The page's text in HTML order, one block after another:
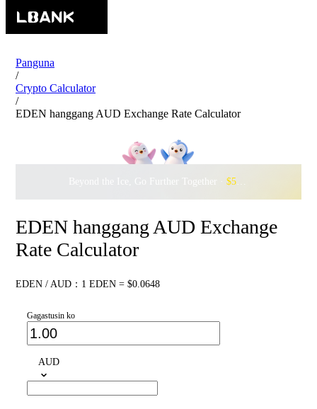
Panguna
/
Crypto Calculator
/
EDEN hanggang AUD Exchange Rate Calculator
Beyond the Ice, Go Further Together · $500,000
EDEN hanggang AUD Exchange
Rate Calculator
EDEN / AUD：1 EDEN = $0.0648
Gagastusin ko
AUD